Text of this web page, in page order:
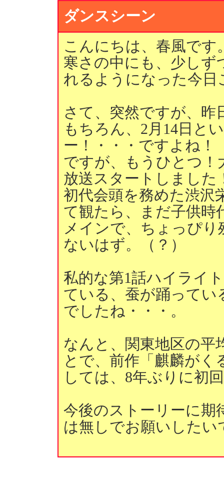
ダンスシーン
こんにちは、春風です
寒さの中にも、少しず
れるようになった今日
さて、突然ですが、
もちろん、2月14日と
ー！・・・ですよね！
ですが、もうひとつ！
放送スタートしました
初代会頭を務めた渋沢
て観たら、まだ子供時
メインで、ちょっぴ
ないはず。（？）
私的な第1話ハイライ
ている、蚕が踊って
でしたね・・・。
なんと、関東地区の平
とで、前作「麒麟がく
しては、8年ぶりに初
今後のストーリーに期
は無しでお願いしたい